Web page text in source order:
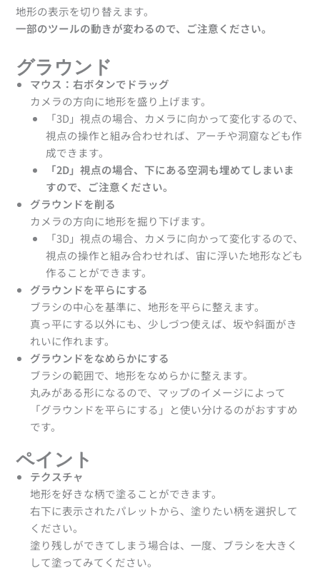
地形の表示を切り替えます。
一部のツールの動きが変わるので、ご注意ください。
グラウンド
マウス：右ボタンでドラッグ
カメラの方向に地形を盛り上げます。
「3D」視点の場合、カメラに向かって変化するので、
視点の操作と組み合わせれば、アーチや洞窟なども作
成できます。
「2D」視点の場合、下にある空洞も埋めてしまいま
すので、ご注意ください。
グラウンドを削る
カメラの方向に地形を掘り下げます。
「3D」視点の場合、カメラに向かって変化するので、
視点の操作と組み合わせれば、宙に浮いた地形なども
作ることができます。
グラウンドを平らにする
ブラシの中心を基準に、地形を平らに整えます。
真っ平にする以外にも、少しづつ使えば、坂や斜面がき
れいに作れます。
グラウンドをなめらかにする
ブラシの範囲で、地形をなめらかに整えます。
丸みがある形になるので、マップのイメージによって
「グラウンドを平らにする」と使い分けるのがおすすめ
です。
ペイント
テクスチャ
地形を好きな柄で塗ることができます。
右下に表示されたパレットから、塗りたい柄を選択して
ください。
塗り残しができてしまう場合は、一度、ブラシを大きく
して塗ってみてください。